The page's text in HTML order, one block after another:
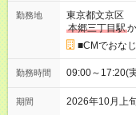
勤務地
東京都文京区
本郷三丁目駅
■CMでおな
勤務時間 09:00～17:20(
期間 2026年10月上